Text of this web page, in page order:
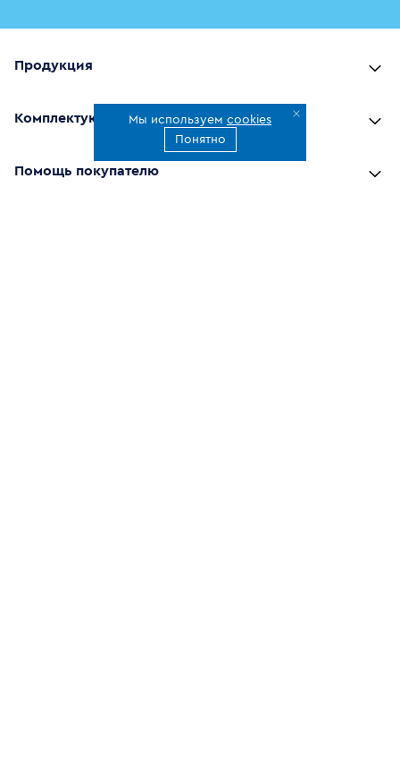
Мы используем cookies
Понятно
Продукция
Комплектующие
Помощь покупателю